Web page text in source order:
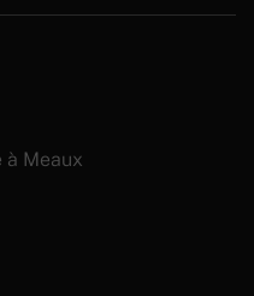
à Meaux